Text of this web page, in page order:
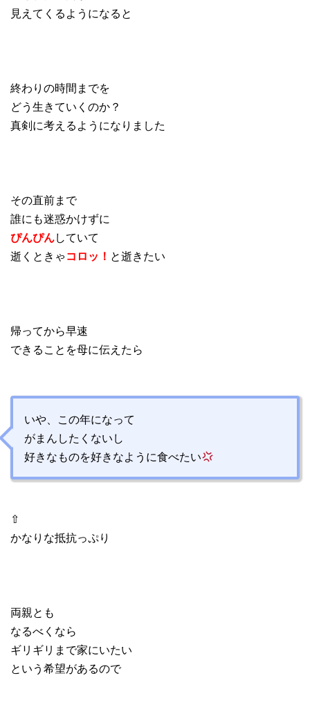
見えてくるようになると
終わりの時間までを
どう生きていくのか？
真剣に考えるようになりました
その直前まで
誰にも迷惑かけずに
ぴんぴんしていて
逝くときゃコロッ！ と逝きたい
帰ってから早速
できることを母に伝えたら
いや、この年になって
がまんしたくないし
好きなものを好きなように食べたい
⇧
かなりな抵抗っぷり
両親とも
なるべくなら
ギリギリまで家にいたい
という希望があるので